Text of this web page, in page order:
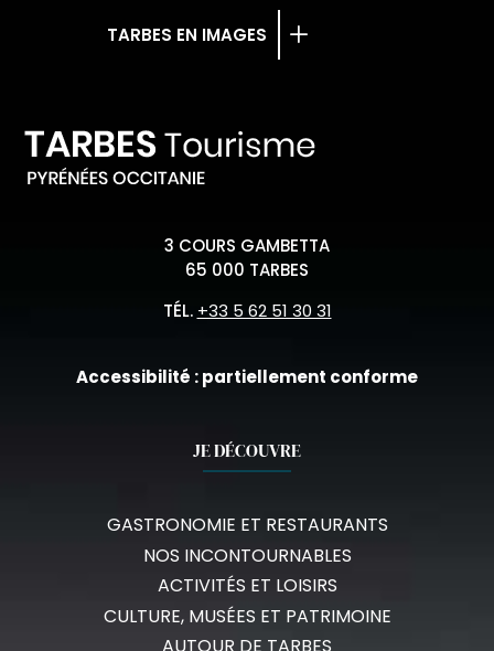
TARBES EN IMAGES
3 COURS GAMBETTA
65 000 TARBES
TÉL. +33 5 62 51 30 31
Accessibilité : partiellement conforme
JE DÉCOUVRE
GASTRONOMIE ET RESTAURANTS
NOS INCONTOURNABLES
ACTIVITÉS ET LOISIRS
CULTURE, MUSÉES ET PATRIMOINE